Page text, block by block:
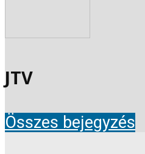
JTV
Összes bejegyzés